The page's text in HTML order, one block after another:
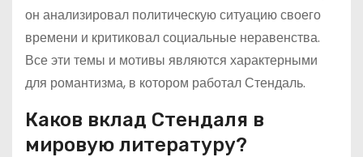
он анализировал политическую ситуацию своего
времени и критиковал социальные неравенства.
Все эти темы и мотивы являются характерными
для романтизма, в котором работал Стендаль.
Каков вклад Стендаля в
мировую литературу?